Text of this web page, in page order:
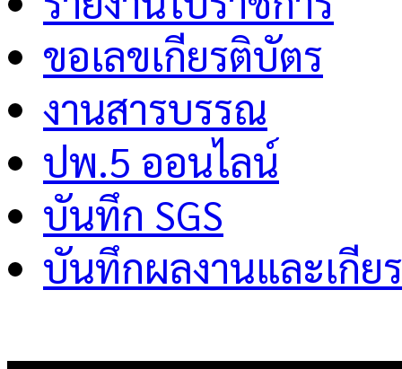
ขอเลขเกียรติบัตร
งานสารบรรณ
ปพ.5 ออนไลน์
บันทึก SGS
บันทึกผลงานและเกีย